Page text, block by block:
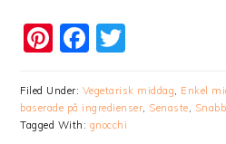
Pinterest
Facebook
Filed Under: Vegetarisk middag, Enkel
baserade på ingredienser, Senaste,
Tagged With: gnocchi